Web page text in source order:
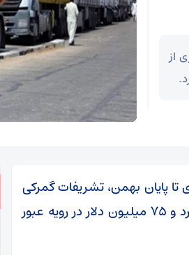
از
تا پایان بهمن، تشریفات گمرکی
حدود سه میلیون و ۳۶۶ تن انواع کالا به ارزش بیش از چهار میلیارد و ۷۵ میلیون دلار در رویه عبور